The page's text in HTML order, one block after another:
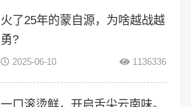
火了25年的蒙自源，为啥越战越
勇?
2025-06-10 1136336